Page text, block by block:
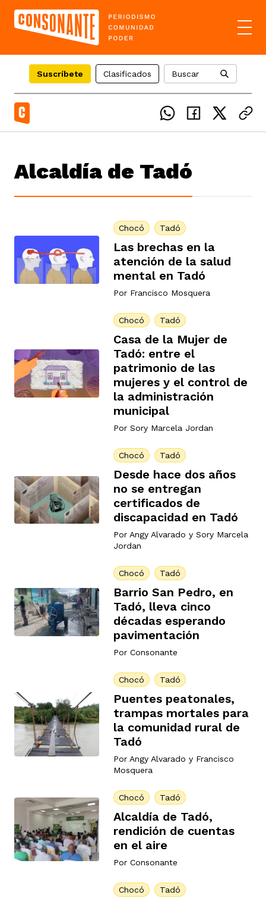
Suscríbete Clasificados Buscar
Alcaldía de Tadó
Chocó Tadó
Las brechas en la
atención de la salud
mental en Tadó
Por Francisco Mosquera
Chocó Tadó
Casa de la Mujer de
Tadó: entre el
patrimonio de las
mujeres y el control de
la administración
municipal
Por Sory Marcela Jordan
Chocó Tadó
Desde hace dos años
no se entregan
certificados de
discapacidad en Tadó
Por Angy Alvarado y Sory Marcela
Jordan
Chocó Tadó
Barrio San Pedro, en
Tadó, lleva cinco
décadas esperando
pavimentación
Por Consonante
Chocó Tadó
Puentes peatonales,
trampas mortales para
la comunidad rural de
Tadó
Por Angy Alvarado y Francisco
Mosquera
Chocó Tadó
Alcaldía de Tadó,
rendición de cuentas
en el aire
Por Consonante
Chocó Tadó
país
del Caguán
étnicos
2023
Codazzi
de Atrato
Baja
Consonante
de estilo
periodistas locales